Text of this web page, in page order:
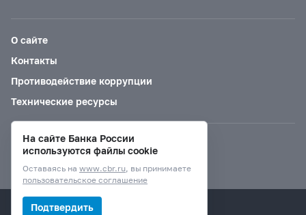
О сайте
Контакты
Противодействие коррупции
Технические ресурсы
Версия для слабовидящих
© Банк России, 2000–2026.
На сайте Банка России
используются файлы cookie
Оставаясь на www.cbr.ru, вы принимаете
пользовательское соглашение
Подтвердить